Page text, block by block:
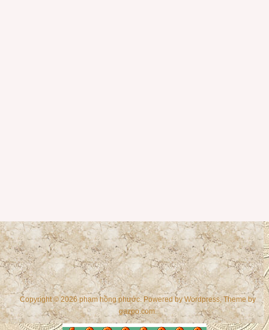
Copyright © 2026 phạm hồng phước. Powered byWordpress, Theme by
gazpo.com.